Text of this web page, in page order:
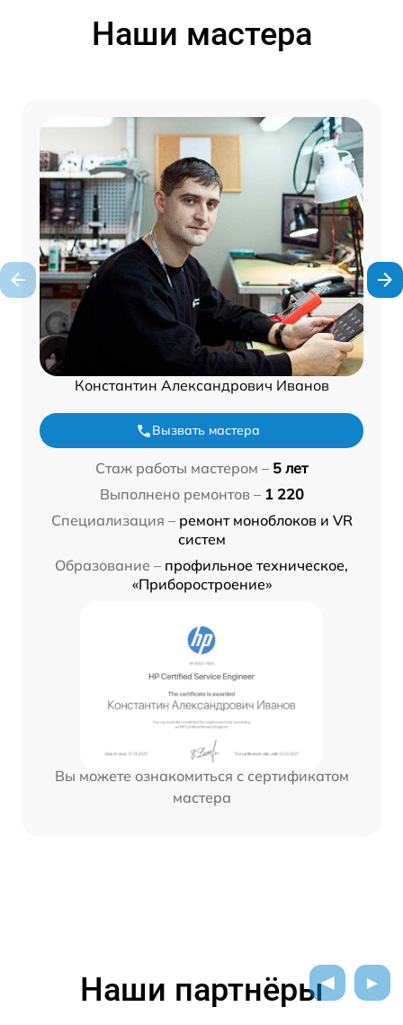
Наши мастера
Константин Александрович Иванов
Вызвать мастера
Стаж работы мастером – 5 лет
Выполнено ремонтов – 1 220
Специализация – ремонт моноблоков и VR
систем
Образование – профильное техническое,
«Приборостроение»
Вы можете ознакомиться с сертификатом
мастера
Наши партнёры